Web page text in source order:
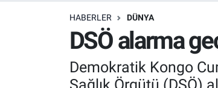
HABERLER DÜNYA
DSÖ alarma
Demokratik Kongo
Sağlık Örgütü (DSÖ)